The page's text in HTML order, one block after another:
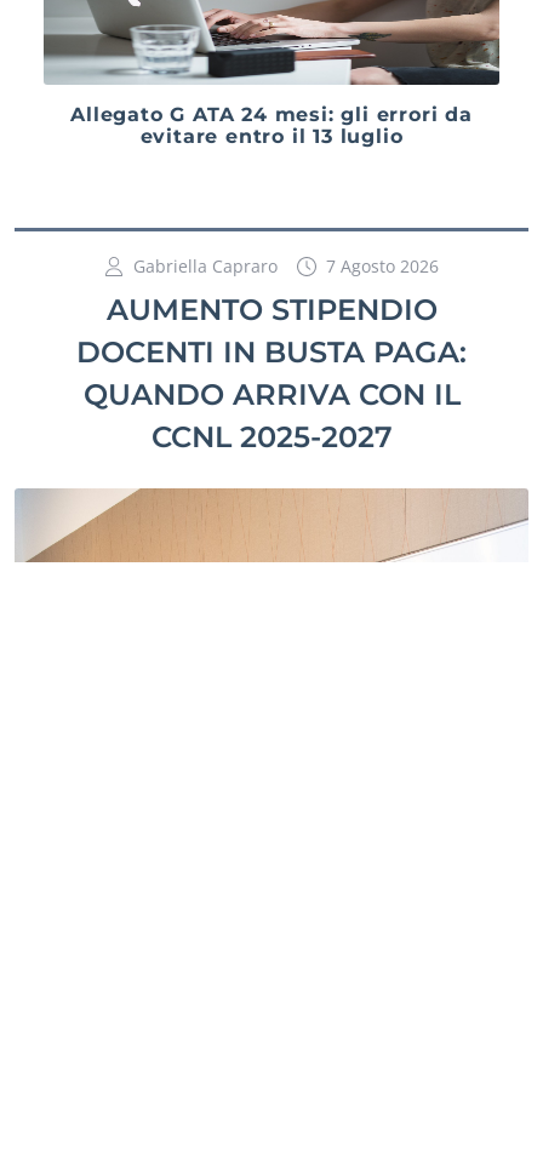
Allegato G ATA 24 mesi: gli errori da
evitare entro il 13 luglio
Gabriella Capraro 7 Agosto 2026
AUMENTO STIPENDIO
DOCENTI IN BUSTA PAGA:
QUANDO ARRIVA CON IL
CCNL 2025-2027